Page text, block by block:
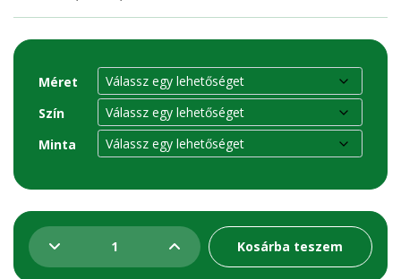
Méret
Szín
Minta
Csány
feliratos
Kosárba teszem